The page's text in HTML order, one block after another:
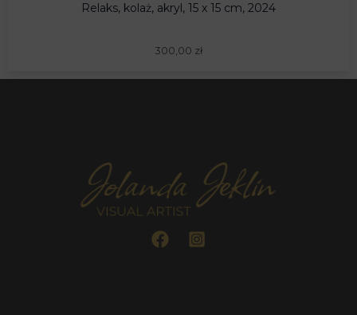
Relaks, kolaż, akryl, 15 x 15 cm, 2024
300,00 zł